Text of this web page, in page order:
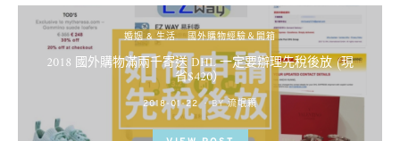
婚姻 & 生活 國外購物經驗＆開箱
2018 國外購物滿兩千寄送 DHL 一定要辦理先稅後放 (現
省$420）
POSTED
ON
2018-01-22 BY 流氓顆